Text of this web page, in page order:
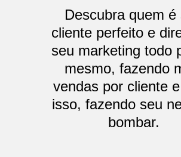
Descubra quem é
cliente perfeito e
seu marketing todo
mesmo, fazendo
vendas por cliente
isso, fazendo seu
bombar.